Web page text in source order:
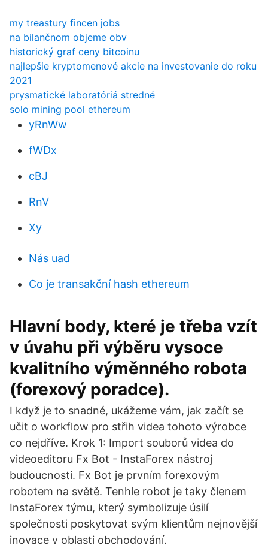
my treastury fincen jobs
na bilančnom objeme obv
historický graf ceny bitcoinu
najlepšie kryptomenové akcie na investovanie do roku
2021
prysmatické laboratóriá stredné
solo mining pool ethereum
yRnWw
fWDx
cBJ
RnV
Xy
Nás uad
Co je transakční hash ethereum
Hlavní body, které je třeba vzít
v úvahu při výběru vysoce
kvalitního výměnného robota
(forexový poradce).
I když je to snadné, ukážeme vám, jak začít se
učit o workflow pro střih videa tohoto výrobce
co nejdříve. Krok 1: Import souborů videa do
videoeditoru Fx Bot - InstaForex nástroj
budoucnosti. Fx Bot je prvním forexovým
robotem na světě. Tenhle robot je taky členem
InstaForex týmu, který symbolizuje úsilí
společnosti poskytovat svým klientům nejnovější
inovace v oblasti obchodování.